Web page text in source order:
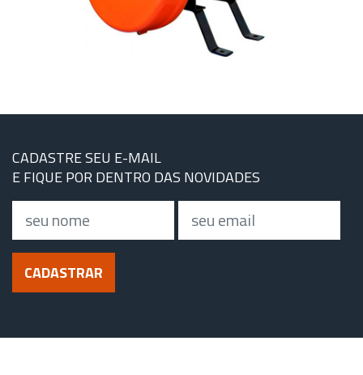
CADASTRE SEU E-MAIL
E FIQUE POR DENTRO DAS NOVIDADES
CADASTRAR